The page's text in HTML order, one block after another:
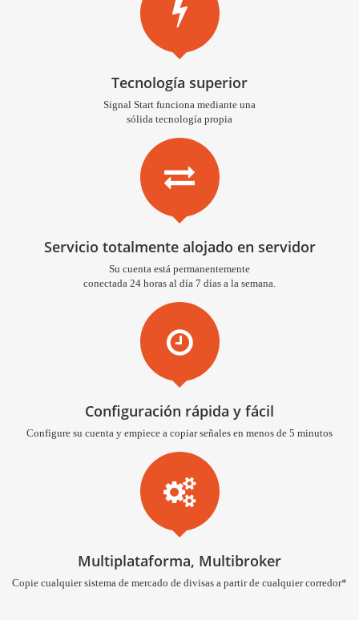
Tecnología superior
Signal Start funciona mediante una
sólida tecnología propia
Servicio totalmente alojado en servidor
Su cuenta está permanentemente
conectada 24 horas al día 7 días a la semana.
Configuración rápida y fácil
Configure su cuenta y empiece a copiar señales en menos de 5 minutos
Multiplataforma, Multibroker
Copie cualquier sistema de mercado de divisas a partir de cualquier corredor*